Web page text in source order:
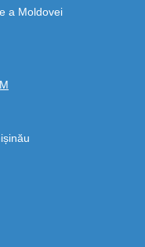
a Moldovei